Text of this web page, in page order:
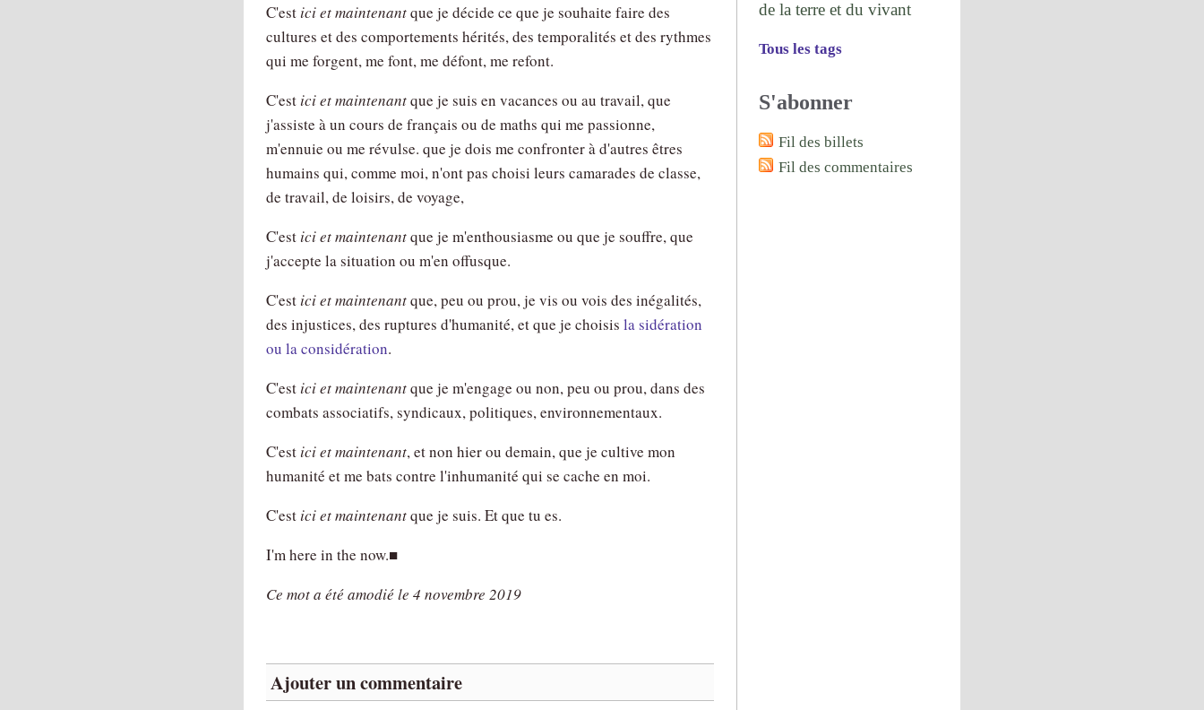
C'est ici et maintenantque je décide ce que je souhaite faire des
cultures et des comportements hérités, des temporalités et des rythmes
qui me forgent, me font, me défont, me refont.
C'est ici et maintenantque je suis en vacances ou au travail, que
j'assiste à un cours de français ou de maths qui me passionne,
m'ennuie ou me révulse. que je dois me confronter à d'autres êtres
humains qui, comme moi, n'ont pas choisi leurs camarades de classe,
de travail, de loisirs, de voyage,
C'est ici et maintenantque je m'enthousiasme ou que je souffre, que
j'accepte la situation ou m'en offusque.
C'est ici et maintenantque, peu ou prou, je vis ou vois des inégalités,
des injustices, des ruptures d'humanité, et que je choisis la sidération
ou la considération.
C'est ici et maintenantque je m'engage ou non, peu ou prou, dans des
combats associatifs, syndicaux, politiques, environnementaux.
C'est ici et maintenant, et non hier ou demain, que je cultive mon
humanité et me bats contre l'inhumanité qui se cache en moi.
C'est ici et maintenantque je suis. Et que tu es.
I'm here in the now.■
Ce mot a été amodié le 4 novembre 2019
Ajouter un commentaire
de la terre et du vivant
Tous les tags
S'abonner
Fil des billets
Fil des commentaires